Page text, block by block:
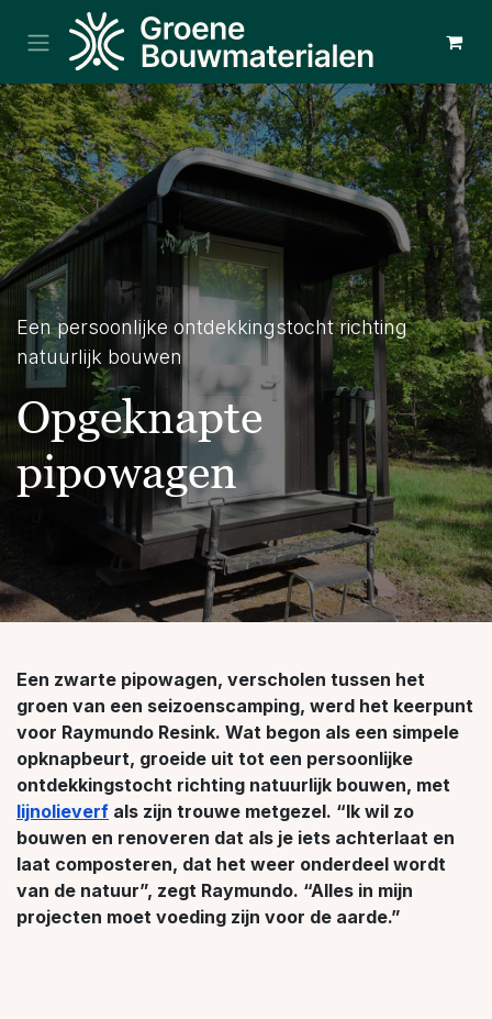
Overslaan naar inhoud
Een persoonlijke ontdekkingstocht richting
natuurlijk bouwen
Opgeknapte
pipowagen
Een zwarte pipowagen, verscholen tussen het
groen van een seizoenscamping, werd het keerpunt
voor Raymundo Resink. Wat begon als een simpele
opknapbeurt, groeide uit tot een persoonlijke
ontdekkingstocht richting natuurlijk bouwen, met
lijnolieverf als zijn trouwe metgezel. “Ik wil zo
bouwen en renoveren dat als je iets achterlaat en
laat composteren, dat het weer onderdeel wordt
van de natuur”, zegt Raymundo. “Alles in mijn
projecten moet voeding zijn voor de aarde.”